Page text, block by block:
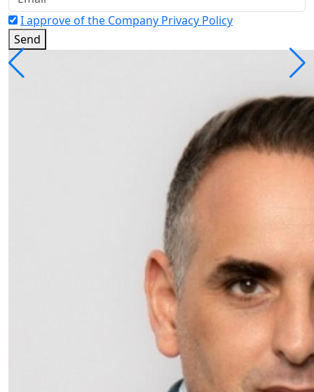
I approve of the Company Privacy Policy
Send